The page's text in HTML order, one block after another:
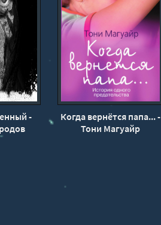
не теряя при этом
для него опорой, пытаясь
психики.
потерю.
-
Когда вернётся папа... -
Тони Магуайр